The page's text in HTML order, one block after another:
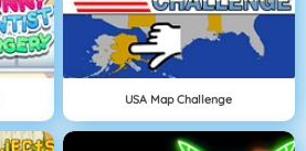
USA Map Challenge